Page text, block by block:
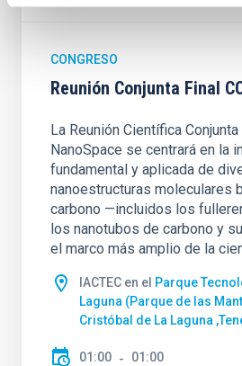
CONGRESO
Reunión Conjunta Final
La Reunión Científica
NanoSpace se centrará en la
fundamental y aplicada de
nanoestructuras moleculares
carbono —incluidos los
los nanotubos de carbono y
el marco más amplio de la
IACTEC en el Parque
Laguna (Parque de las
Cristóbal de La Laguna
01:00 01:00